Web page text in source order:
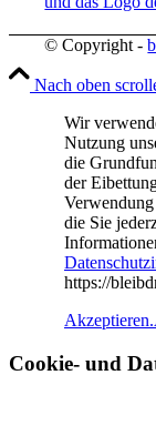
© Copyright -
Nach oben
Wir
Nutzung
die
der
die Sie
https://
Akzeptieren.
Cookie- und